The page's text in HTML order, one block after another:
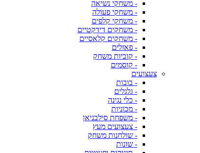
- משחקי נשיאה
- משחקי פעולה
- משחקי קלפים
- משחקים דידקטיים
- משחקים קלאסיים
- פאזלים
- קוביות משחק
- קוסמים
צעצועים
- בובות
- גלגלים
- כלי נגינה
- מכוניות
- משפחת סילבניאן
- צעצועים מעץ
- שולחנות משחק
- שונות